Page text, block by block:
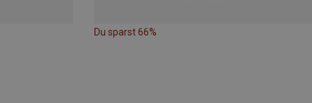
Du sparst 66%